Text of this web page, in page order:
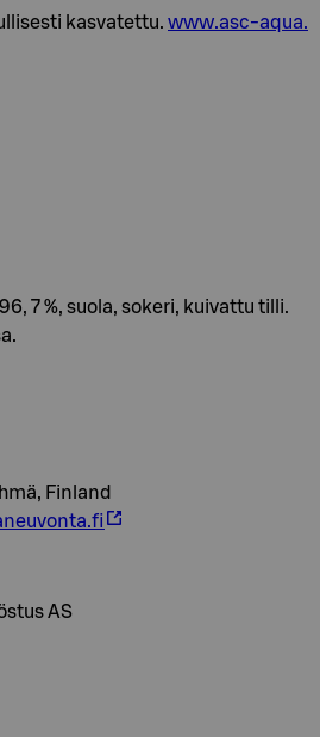
kasvatettu. www.asc-aqua.
7 %, suola, sokeri, kuivattu tilli.
Finland
AS